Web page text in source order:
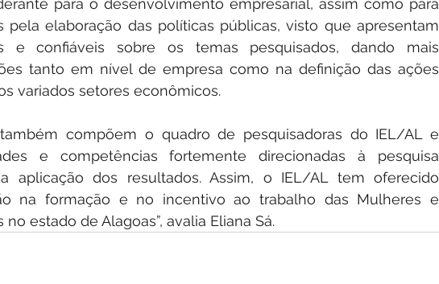
para o desenvolvimento empresarial, assim como para
pela elaboração das políticas públicas, visto que apresentam
e confiáveis sobre os temas pesquisados, dando mais
tanto em nível de empresa como na definição das ações
variados setores econômicos.
também compõem o quadro de pesquisadoras do IEL/AL e
e competências fortemente direcionadas à pesquisa
aplicação dos resultados. Assim, o IEL/AL tem oferecido
na formação e no incentivo ao trabalho das Mulheres e
estado de Alagoas”, avalia Eliana Sá.